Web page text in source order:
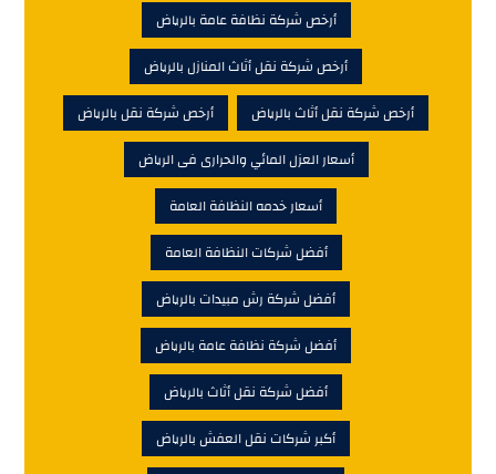
أرخص شركة نظافة عامة بالرياض
أرخص شركة نقل أثاث المنازل بالرياض
أرخص شركة نقل أثاث بالرياض
أرخص شركة نقل بالرياض
أسعار العزل المائي والحرارى فى الرياض
أسعار خدمه النظافة العامة
أفضل شركات النظافة العامة
أفضل شركة رش مبيدات بالرياض
أفضل شركة نظافة عامة بالرياض
أفضل شركة نقل أثاث بالرياض
أكبر شركات نقل العفش بالرياض